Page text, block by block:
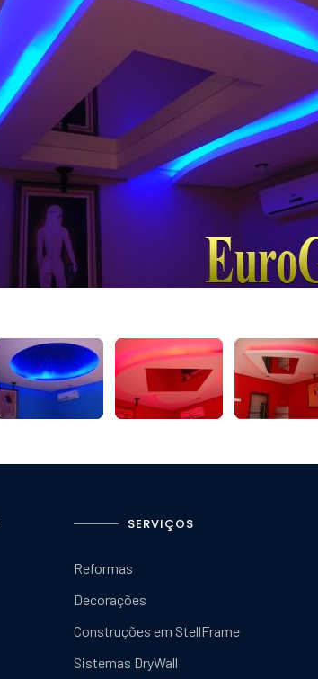
SERVIÇOS
Reformas
Decorações
Construções em StellFrame
Sistemas DryWall